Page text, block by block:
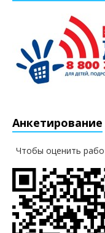
Анкетирование
Чтобы оценить